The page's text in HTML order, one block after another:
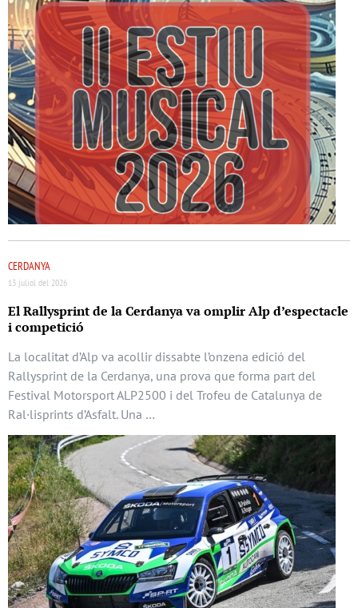
CERDANYA
13 juliol del 2026
El Rallysprint de la Cerdanya va omplir Alp d’espectacle
i competició
La localitat d’Alp va acollir dissabte l’onzena edició del
Rallysprint de la Cerdanya, una prova que forma part del
Festival Motorsport ALP2500 i del Trofeu de Catalunya de
Ral·lisprints d’Asfalt. Una …